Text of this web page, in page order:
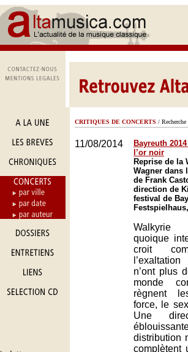
CRITIQUES DE CONCERTS / Recherche
11/08/2014
Bayreuth
l’or noir
Reprise de la
Wagner dans
de Frank
direction de
festival de
Walkyrie
quoique
croit
n’ont plus
monde
règnent
force, le
Une
distribution
complètent